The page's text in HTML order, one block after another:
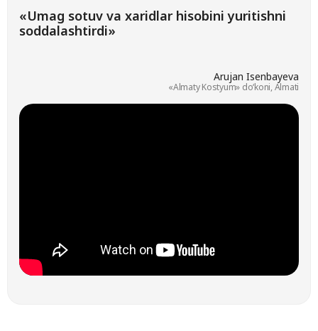
«Umag sotuv va xaridlar hisobini yuritishni
soddalashtirdi»
Arujan Isenbayeva
«Almaty Kostyum» doʻkoni, Almati